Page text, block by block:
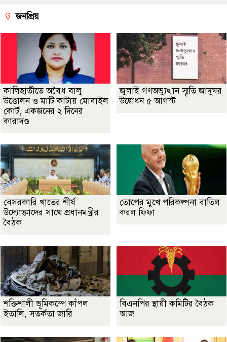
জনপ্রিয়
কালিহাতীতে অবৈধ বালু
উত্তোলন ও মাটি কাটায় মোবাইল
কোর্ট, একজনের ২ দিনের
কারাদণ্ড
জুলাই গণঅভ্যুত্থান স্মৃতি জাদুঘর
উদ্বোধন ৫ আগস্ট
বেসরকারি খাতের শীর্ষ
উদ্যোক্তাদের সাথে প্রধানমন্ত্রীর
বৈঠক
তোপের মুখে পরিকল্পনা বাতিল
করল ফিফা
শক্তিশালী ভূমিকম্পে কাঁপল
ইতালি, সতর্কতা জারি
বিএনপির স্থায়ী কমিটির বৈঠক
আজ